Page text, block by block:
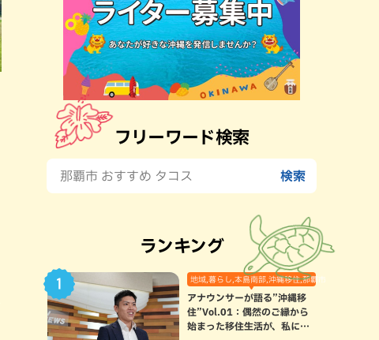
フリーワード検索
ランキング
地域,暮らし,本島南部,沖縄移住,那覇市
アナウンサーが語る”沖縄移
住”Vol.01：偶然のご縁から
始まった移住生活が、私にと